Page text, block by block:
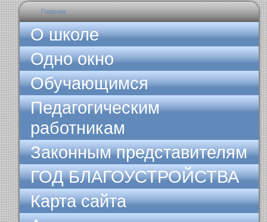
Главная
О школе
Одно окно
Обучающимся
Педагогическим
работникам
Законным представителям
ГОД БЛАГОУСТРОЙСТВА
Карта сайта